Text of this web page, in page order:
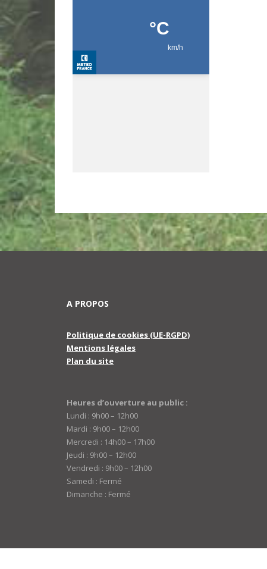
A PROPOS
Politique de cookies (UE-RGPD)
Mentions légales
Plan du site
Heures d’ouverture au public :
Lundi : 9h00 – 12h00
Mardi : 9h00 – 12h00
Mercredi : 14h00 – 17h00
Jeudi : 9h00 – 12h00
Vendredi : 9h00 – 12h00
Samedi : Fermé
Dimanche : Fermé